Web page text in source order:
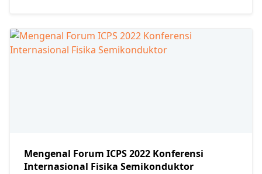
Mengenal Forum ICPS 2022 Konferensi
Internasional Fisika Semikonduktor